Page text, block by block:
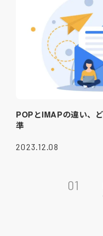
POPとIMAPの違い、
準
2023.12.08
01